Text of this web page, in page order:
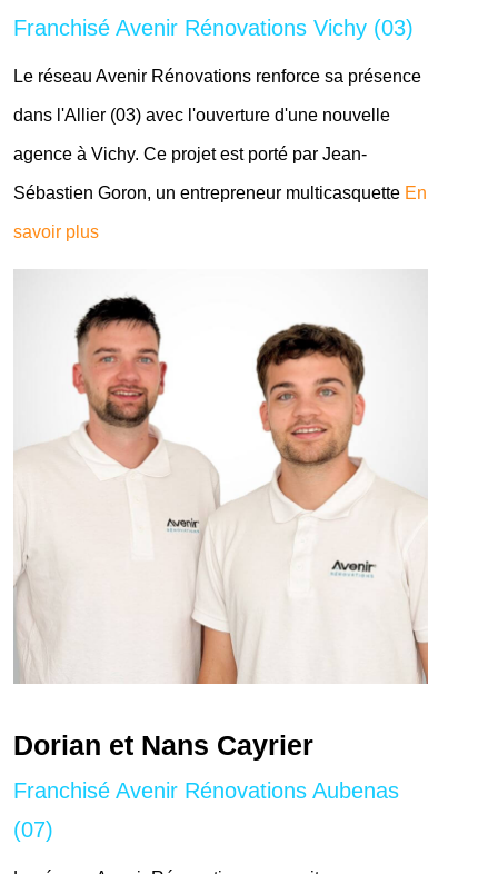
Franchisé Avenir Rénovations Vichy (03)
Le réseau Avenir Rénovations renforce sa présence
dans l'Allier (03) avec l'ouverture d'une nouvelle
agence à Vichy. Ce projet est porté par Jean-
Sébastien Goron, un entrepreneur multicasquette En
savoir plus
Dorian et Nans Cayrier
Franchisé Avenir Rénovations Aubenas
(07)